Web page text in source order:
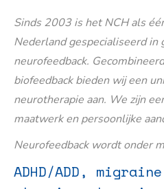
Sinds 2003 is het NCH als
Nederland gespecialiseerd in
neurofeedback.
biofeedback bieden wij een
neurotherapie aan. We zijn
maatwerk en persoonlijke
Neurofeedback wordt onder
ADHD/ADD,